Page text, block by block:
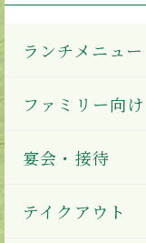
ランチメニュー
ファミリー向け
宴会・接待
テイクアウト